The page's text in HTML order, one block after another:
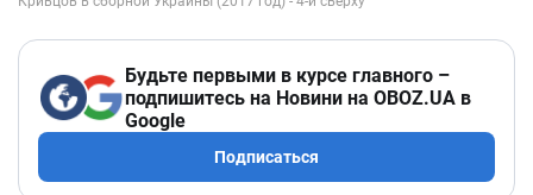
Будьте первыми в курсе главного –
подпишитесь на Новини на OBOZ.UA в
Google
Подписаться